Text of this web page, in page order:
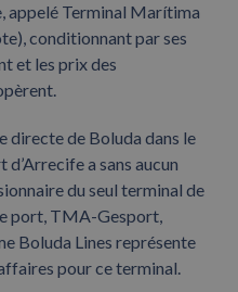
appelé Terminal Marítima
conditionnant par ses
et les prix des
directe de Boluda dans le
a sans aucun
du seul terminal de
port, TMA-Gesport,
Boluda Lines représente
pour ce terminal.